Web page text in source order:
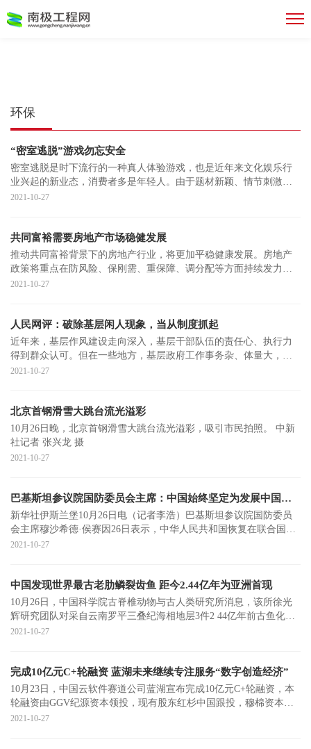
环保
“密室逃脱”游戏勿忘安全
密室逃脱是时下流行的一种真人体验游戏，也是近年来文化娱乐行
业兴起的新业态，消费者多是年轻人。由于题材新颖、情节刺激，
密室逃脱游戏受
2021-10-27
共同富裕需要房地产市场稳健发展
推动共同富裕背景下的房地产行业，将更加平稳健康发展。房地产
政策将重点在防风险、保刚需、重保障、调分配等方面持续发力。
房地产行业因其
2021-10-27
人民网评：破除基层闲人现象，当从制度抓起
近年来，基层作风建设走向深入，基层干部队伍的责任心、执行力
得到群众认可。但在一些地方，基层政府工作事务杂、体量大，忙
闲不均、人员闲
2021-10-27
北京首钢滑雪大跳台流光溢彩
10月26日晚，北京首钢滑雪大跳台流光溢彩，吸引市民拍照。 中新
社记者 张兴龙 摄
2021-10-27
巴基斯坦参议院国防委员会主席：中国始终坚定为发展中国家发声
新华社伊斯兰堡10月26日电（记者李浩）巴基斯坦参议院国防委员
会主席穆沙希德·侯赛因26日表示，中华人民共和国恢复在联合国合
法席位不仅是
2021-10-27
中国发现世界最古老肋鳞裂齿鱼 距今2.44亿年为亚洲首现
10月26日，中国科学院古脊椎动物与古人类研究所消息，该所徐光
辉研究团队对采自云南罗平三叠纪海相地层3件2 44亿年前古鱼化石
的最新研究发
2021-10-27
完成10亿元C+轮融资 蓝湖未来继续专注服务“数字创造经济”
10月23日，中国云软件赛道公司蓝湖宣布完成10亿元C+轮融资，本
轮融资由GGV纪源资本领投，现有股东红杉中国跟投，穆棉资本任
本轮的独家财务
2021-10-27